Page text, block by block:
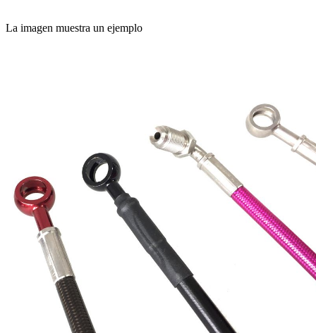
La imagen muestra un ejemplo